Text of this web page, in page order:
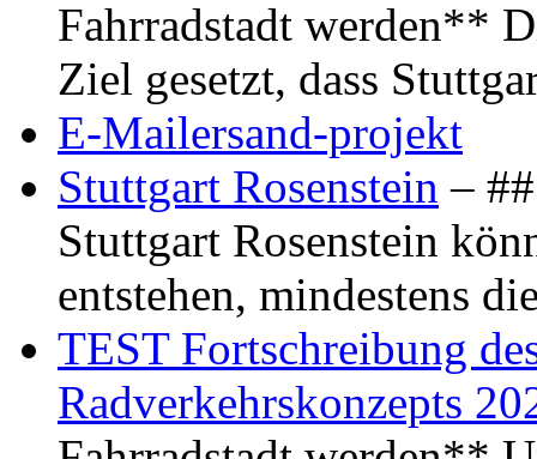
Fahrradstadt werden**
Ziel gesetzt, dass
E-Mailersand-projekt
Stuttgart Rosenstein –
Stuttgart Rosenstein
entstehen, mindestens
TEST Fortschreibung
Radverkehrskonzepts